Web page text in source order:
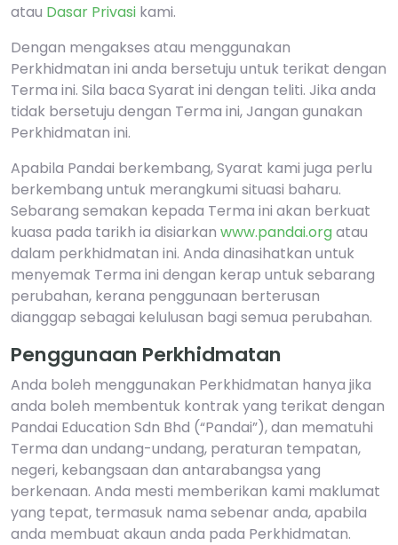
atau Dasar Privasi kami.
Dengan mengakses atau menggunakan
Perkhidmatan ini anda bersetuju untuk terikat dengan
Terma ini. Sila baca Syarat ini dengan teliti. Jika anda
tidak bersetuju dengan Terma ini, Jangan gunakan
Perkhidmatan ini.
Apabila Pandai berkembang, Syarat kami juga perlu
berkembang untuk merangkumi situasi baharu.
Sebarang semakan kepada Terma ini akan berkuat
kuasa pada tarikh ia disiarkan www.pandai.orgatau
dalam perkhidmatan ini. Anda dinasihatkan untuk
menyemak Terma ini dengan kerap untuk sebarang
perubahan, kerana penggunaan berterusan
dianggap sebagai kelulusan bagi semua perubahan.
Penggunaan Perkhidmatan
Anda boleh menggunakan Perkhidmatan hanya jika
anda boleh membentuk kontrak yang terikat dengan
Pandai Education Sdn Bhd (“Pandai”), dan mematuhi
Terma dan undang-undang, peraturan tempatan,
negeri, kebangsaan dan antarabangsa yang
berkenaan. Anda mesti memberikan kami maklumat
yang tepat, termasuk nama sebenar anda, apabila
anda membuat akaun anda pada Perkhidmatan.